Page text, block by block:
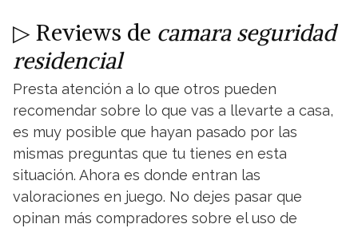
▷ Reviews de camara seguridad
residencial
Presta atención a lo que otros pueden
recomendar sobre lo que vas a llevarte a casa,
es muy posible que hayan pasado por las
mismas preguntas que tu tienes en esta
situación. Ahora es donde entran las
valoraciones en juego. No dejes pasar que
opinan más compradores sobre el uso de